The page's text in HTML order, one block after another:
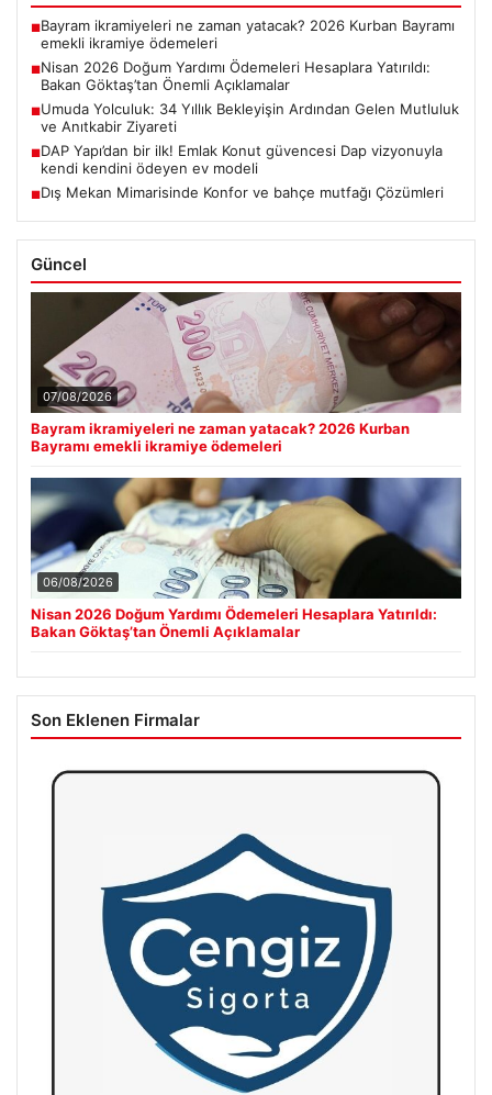
■Bayram ikramiyeleri ne zaman yatacak? 2026 Kurban Bayramı
emekli ikramiye ödemeleri
■Nisan 2026 Doğum Yardımı Ödemeleri Hesaplara Yatırıldı:
Bakan Göktaş’tan Önemli Açıklamalar
■Umuda Yolculuk: 34 Yıllık Bekleyişin Ardından Gelen Mutluluk
ve Anıtkabir Ziyareti
■DAP Yapı’dan bir ilk! Emlak Konut güvencesi Dap vizyonuyla
kendi kendini ödeyen ev modeli
■Dış Mekan Mimarisinde Konfor ve bahçe mutfağı Çözümleri
Güncel
07/08/2026
Bayram ikramiyeleri ne zaman yatacak? 2026 Kurban
Bayramı emekli ikramiye ödemeleri
06/08/2026
Nisan 2026 Doğum Yardımı Ödemeleri Hesaplara Yatırıldı:
Bakan Göktaş’tan Önemli Açıklamalar
Son Eklenen Firmalar